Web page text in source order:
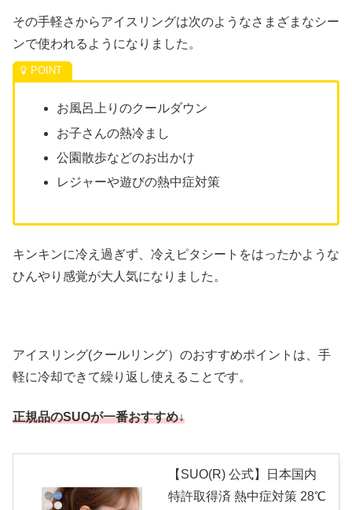
その手軽さからアイスリングは次のようなさまざまなシー
ンで使われるようになりました。
お風呂上りのクールダウン
お子さんの熱冷まし
公園散歩などのお出かけ
レジャーや遊びの熱中症対策
キンキンに冷え過ぎず、冷えピタシートをはったかような
ひんやり感覚が大人気になりました。
アイスリング(クールリング）のおすすめポイントは、手
軽に冷却できて繰り返し使えることです。
正規品のSUOが一番おすすめ↓
【SUO(R) 公式】日本国内
特許取得済 熱中症対策 28℃